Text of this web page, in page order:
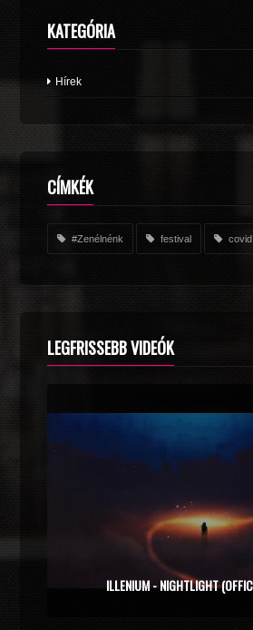
KATEGÓRIA
Hírek
CÍMKÉK
#Zenélnénk festival covid
LEGFRISSEBB VIDEÓK
ZOLI VEKONY X CALIDORA - MINDIG